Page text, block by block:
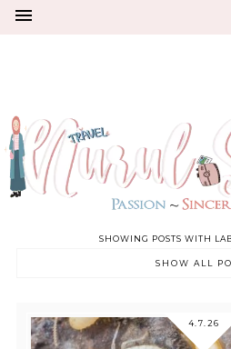
SHOWING POSTS WITH
SHOW ALL
4.7.26